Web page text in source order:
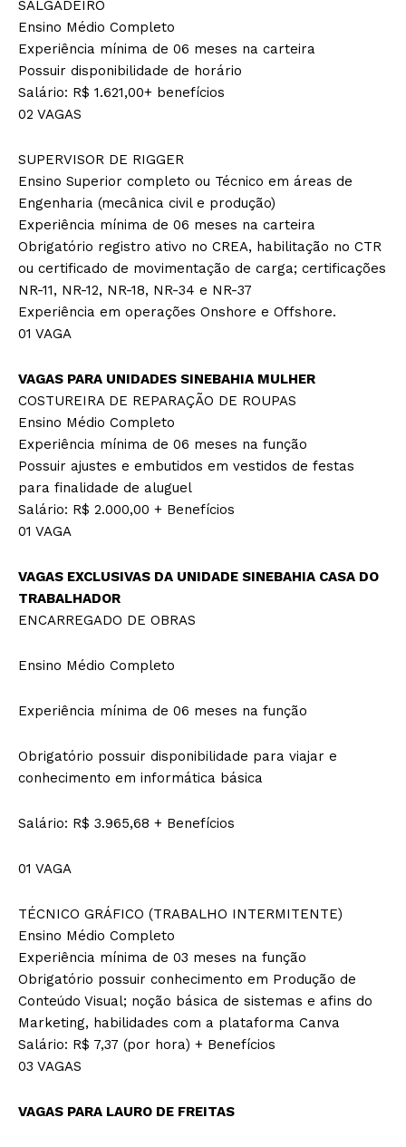
SALGADEIRO
Ensino Médio Completo
Experiência mínima de 06 meses na carteira
Possuir disponibilidade de horário
Salário: R$ 1.621,00+ benefícios
02 VAGAS
SUPERVISOR DE RIGGER
Ensino Superior completo ou Técnico em áreas de
Engenharia (mecânica civil e produção)
Experiência mínima de 06 meses na carteira
Obrigatório registro ativo no CREA, habilitação no CTR
ou certificado de movimentação de carga; certificações
NR-11, NR-12, NR-18, NR-34 e NR-37
Experiência em operações Onshore e Offshore.
01 VAGA
VAGAS PARA UNIDADES SINEBAHIA MULHER
COSTUREIRA DE REPARAÇÃO DE ROUPAS
Ensino Médio Completo
Experiência mínima de 06 meses na função
Possuir ajustes e embutidos em vestidos de festas
para finalidade de aluguel
Salário: R$ 2.000,00 + Benefícios
01 VAGA
VAGAS EXCLUSIVAS DA UNIDADE SINEBAHIA CASA DO
TRABALHADOR
ENCARREGADO DE OBRAS
Ensino Médio Completo
Experiência mínima de 06 meses na função
Obrigatório possuir disponibilidade para viajar e
conhecimento em informática básica
Salário: R$ 3.965,68 + Benefícios
01 VAGA
TÉCNICO GRÁFICO (TRABALHO INTERMITENTE)
Ensino Médio Completo
Experiência mínima de 03 meses na função
Obrigatório possuir conhecimento em Produção de
Conteúdo Visual; noção básica de sistemas e afins do
Marketing, habilidades com a plataforma Canva
Salário: R$ 7,37 (por hora) + Benefícios
03 VAGAS
VAGAS PARA LAURO DE FREITAS